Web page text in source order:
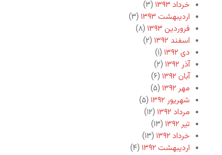
خرداد ۱۳۹۳
(۳)
اردیبهشت ۱۳۹۳
(۳)
فروردین ۱۳۹۳
(۸)
اسفند ۱۳۹۲
(۲)
دی ۱۳۹۲
(۱)
آذر ۱۳۹۲
(۲)
آبان ۱۳۹۲
(۶)
مهر ۱۳۹۲
(۵)
شهریور ۱۳۹۲
(۵)
مرداد ۱۳۹۲
(۱۲)
تیر ۱۳۹۲
(۱۳)
خرداد ۱۳۹۲
(۱۳)
اردیبهشت ۱۳۹۲
(۴)